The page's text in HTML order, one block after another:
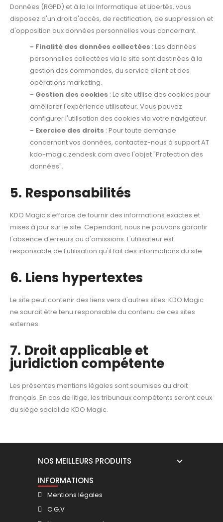
Données (RGPD) et à la loi Informatique et Libertés, vous
disposez d'un droit d'accès, de rectification, de suppression et
d'opposition aux données personnelles vous concernant.
- Finalité des données collectées : Les données
personnelles collectées via le site sont destinées à la
gestion des commandes, du service client et des
opérations marketing.
- Gestion des cookies : Le site utilise des cookies pour
améliorer l'expérience utilisateur. Vous pouvez
configurer l'utilisation des cookies via votre navigateur.
- Exercice des droits : Pour toute demande
concernant vos données, contactez-nous à support AT
kdo-magic.zendesk.com avec l'objet "Protection des
données".
5. Responsabilités
KDO Magic s'efforce de fournir des informations exactes et
mises à jour sur le site. Cependant, nous ne pouvons garantir
l'absence d'erreurs ou d'omissions. L'utilisateur est
responsable de l'utilisation qu'il fait des informations du site.
6. Liens hypertextes
Le site peut contenir des liens vers d'autres sites. KDO Magic
ne saurait être tenu responsable du contenu de ces sites
externes.
7. Droit applicable et
juridiction compétente
Les présentes mentions légales sont soumises au droit
français. En cas de litige, les tribunaux compétents seront ceux
du siège social de KDO Magic.
NOS MEILLEURS PRODUITS
INFORMATIONS
Mentions légales
C.G.V